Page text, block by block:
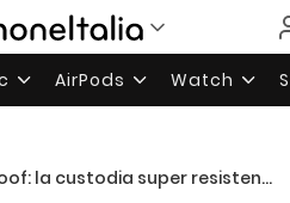
AirPods Watch
la custodia super resistente per iPhone 4